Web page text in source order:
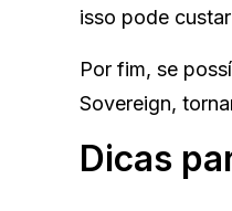
isso pode
Por fim, se
Sovereign,
Dicas